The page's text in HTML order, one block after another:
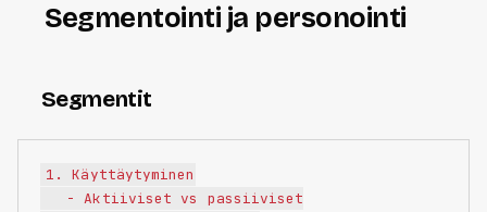
Segmentointi ja personointi
Segmentit
1. Käyttäytyminen
   - Aktiiviset vs passiiviset